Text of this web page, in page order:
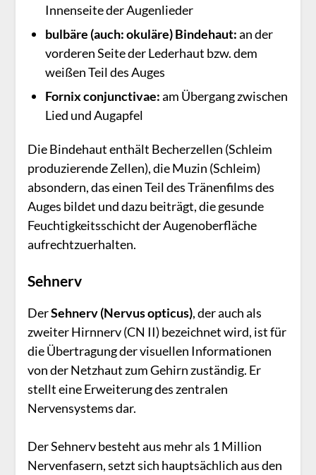
Innenseite der Augenlieder
bulbäre (auch:okuläre)Bindehaut:an der
vorderen Seite der Lederhaut bzw. dem
weißen Teil des Auges
Fornix conjunctivae:am Übergang zwischen
Lied und Augapfel
Die Bindehaut enthält Becherzellen (Schleim
produzierende Zellen), die Muzin (Schleim)
absondern, das einen Teil des Tränenfilms des
Auges bildet und dazu beiträgt, die gesunde
Feuchtigkeitsschicht der Augenoberfläche
aufrechtzuerhalten.
Sehnerv
DerSehnerv(Nervus opticus), der auch als
zweiter Hirnnerv (CN II) bezeichnet wird, ist für
die Übertragung der visuellen Informationen
von der Netzhaut zum Gehirn zuständig. Er
stellt eine Erweiterung des zentralen
Nervensystems dar.
Der Sehnerv besteht aus mehr als 1 Million
Nervenfasern, setzt sich hauptsächlich aus den